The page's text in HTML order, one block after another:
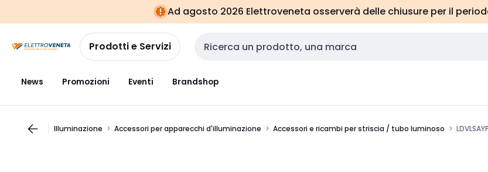
navigazionealla
pagina
Ad agosto 2026 Elettroveneta osserverà delle chiusure per il
Prodotti e Servizi Cerca input
News Promozioni Eventi Brandshop
Illuminazione Accessori per apparecchi d'illuminazione Accessori e ricambi per striscia / tubo luminoso